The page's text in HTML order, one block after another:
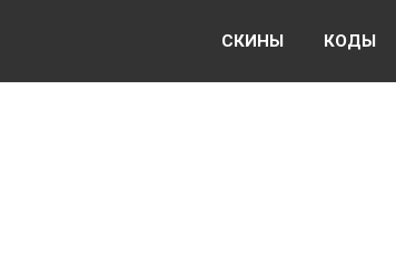
СКИНЫ КОДЫ